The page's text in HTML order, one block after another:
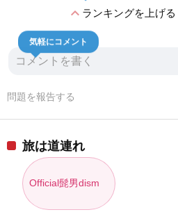
expand_lessランキングを上げる
気軽にコメント
問題を報告する
旅は道連れ
Official髭男dism